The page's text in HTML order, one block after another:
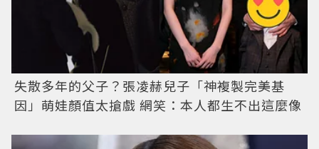
失散多年的父子？張凌赫兒子「神複製完美基
因」萌娃顏值太搶戲 網笑：本人都生不出這麼像